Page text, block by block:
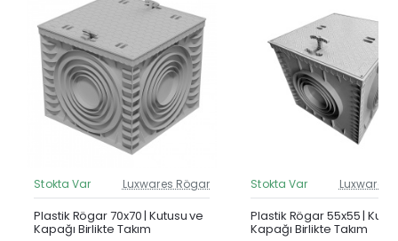
Güncel Fiyat
Yeni Ürün
Stokta Var Luxwares Rögar
Plastik Rögar 70x70 | Kutusu ve
Kapağı Birlikte Takım
Stokta Var Luxwares
Plastik Rögar 55x55 |
Kapağı Birlikte Takım